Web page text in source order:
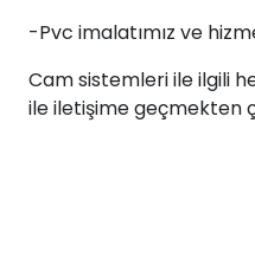
-Pvc imalatımız ve
Cam sistemleri ile ilgili
ile iletişime geçmekten